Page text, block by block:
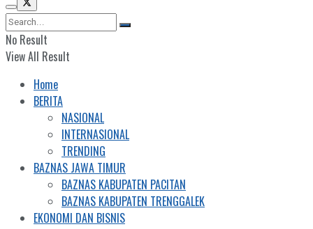
No Result
View All Result
Home
BERITA
NASIONAL
INTERNASIONAL
TRENDING
BAZNAS JAWA TIMUR
BAZNAS KABUPATEN PACITAN
BAZNAS KABUPATEN TRENGGALEK
EKONOMI DAN BISNIS